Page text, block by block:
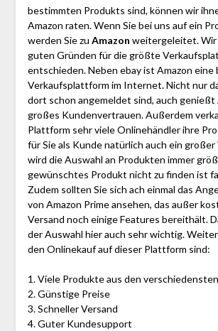
bestimmten Produkts sind, können wir
Amazon raten. Wenn Sie bei uns auf ein
werden Sie zu Amazon weitergeleitet. Wir
guten Gründen für die größte
entschieden. Neben ebay ist Amazon eine
Verkaufsplattform im Internet. Nicht nur
dort schon angemeldet sind, auch genießt
großes Kundenvertrauen. Außerdem
Plattform sehr viele Onlinehändler ihre
für Sie als Kunde natürlich auch ein
wird die Auswahl an Produkten immer
gewünschtes Produkt nicht zu finden ist
Zudem sollten Sie sich ach einmal das
von Amazon Prime ansehen, das außer
Versand noch einige Features bereithält.
der Auswahl hier auch sehr wichtig.
den Onlinekauf auf dieser Plattform sind:
1. Viele Produkte aus den
2. Günstige Preise
3. Schneller Versand
4. Guter Kundesupport